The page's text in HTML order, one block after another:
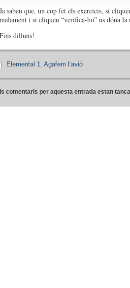
Ja sabeu que, un cop fet els exercicis, si
malament i si cliqueu “verifica-ho” us dóna la
Fins dilluns!
Elemental 1. Agafem l’avió
comentaris per aquesta entrada estan